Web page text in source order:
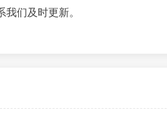
们及时更新。